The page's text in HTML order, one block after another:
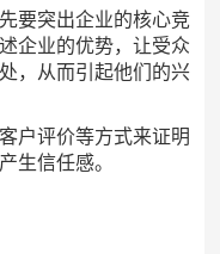
要突出企业的核心竞
企业的优势，让受众
，从而引起他们的兴
户评价等方式来证明
生信任感。